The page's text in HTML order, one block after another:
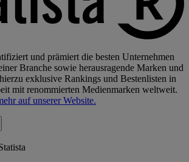
und prämiert die besten Unternehmen
Branche sowie herausragende Marken und
exklusive Rankings und Bestenlisten in
mit renommierten Medienmarken weltweit.
auf unserer Website.